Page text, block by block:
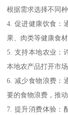
根据需求选择不同
4. 促进健康饮食：
果、肉类等健康食
5. 支持本地农业：
本地农产品打开市
6. 减少食物浪费：
要的食物浪费，推动
7. 提升消费体验：